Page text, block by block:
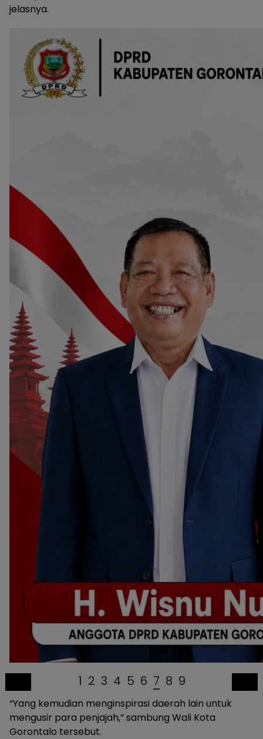
jelasnya.
1 2 3 4 5 6 7 8 9
“Yang kemudian menginspirasi daerah lain untuk
mengusir para penjajah,” sambung Wali Kota
Gorontalo tersebut.